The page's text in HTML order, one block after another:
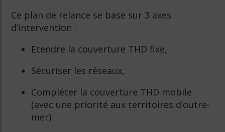
Ce plan de relance se base sur 3 axes
d’intervention :
Etendre la couverture THD fixe,
Sécuriser les réseaux,
Compléter la couverture THD mobile
(avec une priorité aux territoires d’outre-
mer).